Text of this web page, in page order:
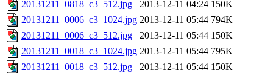
20131211_0818_c3_512.jpg
2013-12-11 04:24 150K
20131211_0006_c3_1024.jpg 2013-12-11 05:44 794K
20131211_0006_c3_512.jpg
2013-12-11 05:44 150K
20131211_0018_c3_1024.jpg 2013-12-11 05:44 795K
20131211_0018_c3_512.jpg
2013-12-11 05:44 150K